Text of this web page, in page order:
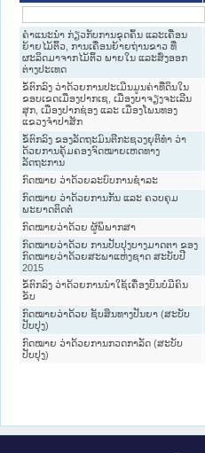
ຄຳແນະນຳ ກ່ຽວກັບການຂຸດຄົ້ນ ແລະເຄື່ອນ
ຍ້າຍໄມ້ຕິ້ວ, ການເຄື່ອນຍ້າຍຖ່ານຂາວ ທີ່
ຜະລິດມາຈາກໄມ້ຕິ້ວ ພາຍໃນ ແລະສົ່ງອອກ
ຕ່າງປະເທດ
ຂໍ້ຕົກລົງ ວ່າດ້ວຍການປະເມີນມູນຄ່າທີ່ດິນໃນ
ຂອບເຂດເມືອງປາກເຊ, ເມືອງບາຈຽງຈະເລີນ
ສຸກ, ເມືອງປາກຊ່ອງ ແລະ ເມືອງໂພນທອງ
ແຂວງຈຳປາສັກ
ຂໍ້ຕົກລົງ ຂອງລັດຖະມົນຕີກະຊວງຍຸຕິທຳ ວ່າ
ດ້ວຍການຄຸ້ມຄອງຈົດໝາຍເຫດທາງ
ລັດຖະການ
ກົດໝາຍ ວ່າດ້ວຍລະບົບການຊຳລະ
ກົດໝາຍ ວ່າດ້ວຍການກັນ ແລະ ຄວບຄຸມ
ພະຍາດຕິດຕໍ່
ກົດໝາຍວ່າດ້ວຍ ຜູ້ພິພາກສາ
ກົດໝາຍວ່າດ້ວຍ ການປັບປຸງບາງມາດຕາ ຂອງ
ກົດໝາຍວ່າດ້ວຍສະພາແຫ່ງຊາດ ສະບັບປີ
2015
ຂໍ້ຕົກລົງ ວ່າດ້ວຍການນຳໃຊ້ເຄື່ອງບິນບໍ່ມີຄົນ
ຂັບ
ກົດໝາຍວ່າດ້ວຍ ຊັບສິນທາງປັນຍາ (ສະບັບ
ປັບປຸງ)
ກົດໝາຍ ວ່າດ້ວຍການກວດກາລັດ (ສະບັບ
ປັບປຸງ)